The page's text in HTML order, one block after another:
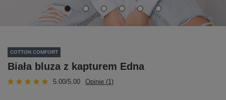
COTTON COMFORT
Biała bluza z kapturem Edna
5.00/5.00 Opinie (1)